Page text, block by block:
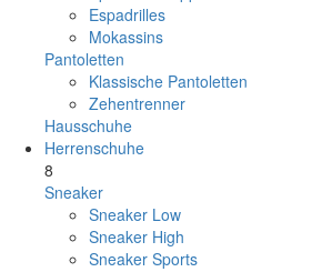
Espadrilles
Mokassins
Pantoletten
Klassische Pantoletten
Zehentrenner
Hausschuhe
Herrenschuhe
8
Sneaker
Sneaker Low
Sneaker High
Sneaker Sports